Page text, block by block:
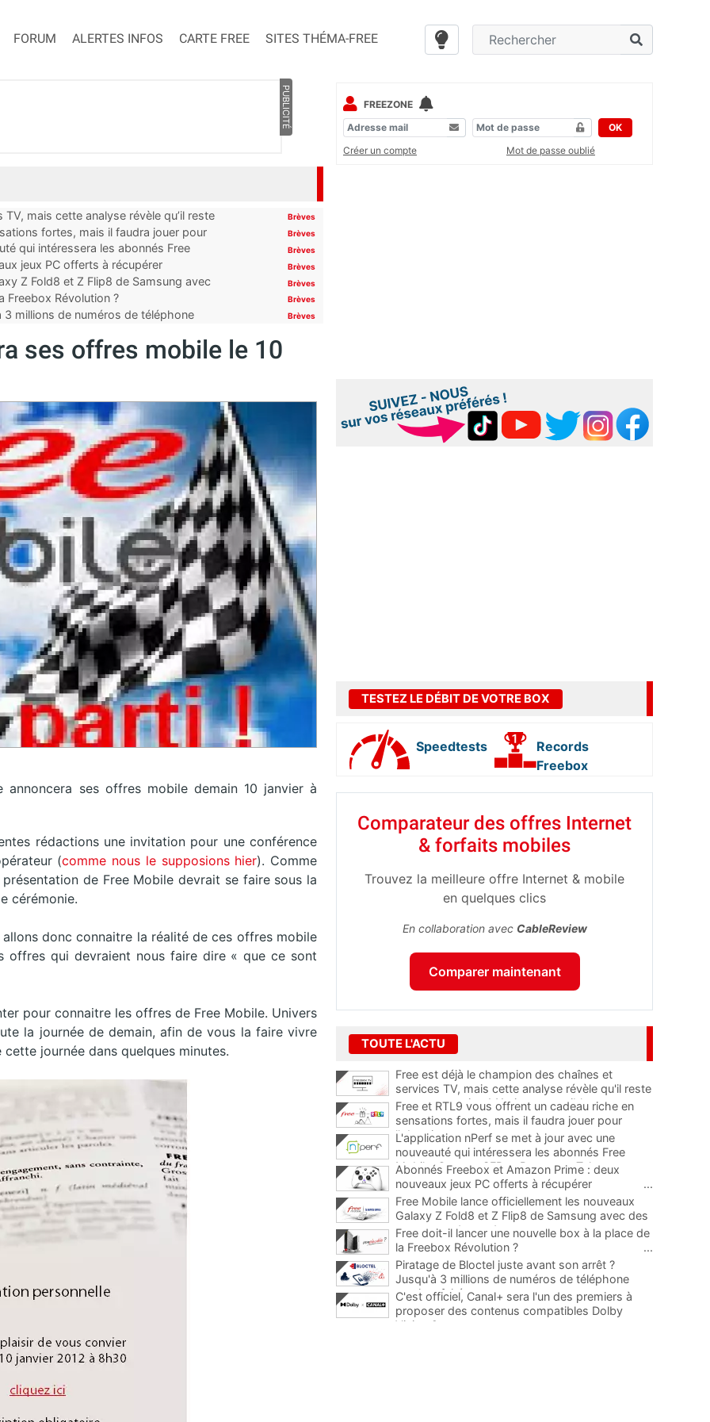
FORUM ALERTES INFOS CARTE FREE SITES THÉMA-FREE
PUBLICITÉ
mais cette analyse révèle qu’il reste Brèves
fortes, mais il faudra jouer pour Brèves
qui intéressera les abonnés Free Brèves
jeux PC offerts à récupérer Brèves
Z Fold8 et Z Flip8 de Samsung avec Brèves
Freebox Révolution ? Brèves
3 millions de numéros de téléphone Brèves
ses offres mobile le 10
annoncera ses offres mobile demain 10 janvier à
rédactions une invitation pour une conférence
(comme nous le supposions hier). Comme
de Free Mobile devrait se faire sous la
cérémonie.
donc connaitre la réalité de ces offres mobile
offres qui devraient nous faire dire « que ce sont
pour connaitre les offres de Free Mobile. Univers
la journée de demain, afin de vous la faire vivre
journée dans quelques minutes.
FREEZONE
OK
Créer un compte
Mot de passe oublié
TESTEZ LE DÉBIT DE VOTRE BOX
Speedtests
Records
Freebox
Comparateur des offres Internet
& forfaits mobiles
Trouvez la meilleure offre Internet & mobile
en quelques clics
En collaboration avec CableReview
Comparer maintenant
TOUTE L'ACTU
Free est déjà le champion des chaînes et
services TV, mais cette analyse révèle qu'il reste
encore au moins 141 ajouts possibles
Free et RTL9 vous offrent un cadeau riche en
sensations fortes, mais il faudra jouer pour
l'obtenir
L'application nPerf se met à jour avec une
nouveauté qui intéressera les abonnés Free
Mobile, Orange, SFR et Bouygues Telecom
Abonnés Freebox et Amazon Prime : deux
nouveaux jeux PC offerts à récupérer
...
Free Mobile lance officiellement les nouveaux
Galaxy Z Fold8 et Z Flip8 de Samsung avec des
promos et des cadeaux
...
Free doit-il lancer une nouvelle box à la place de
la Freebox Révolution ?
...
Piratage de Bloctel juste avant son arrêt ?
Jusqu'à 3 millions de numéros de téléphone
auraient fuité
C'est officiel, Canal+ sera l'un des premiers à
proposer des contenus compatibles Dolby
Vision 2